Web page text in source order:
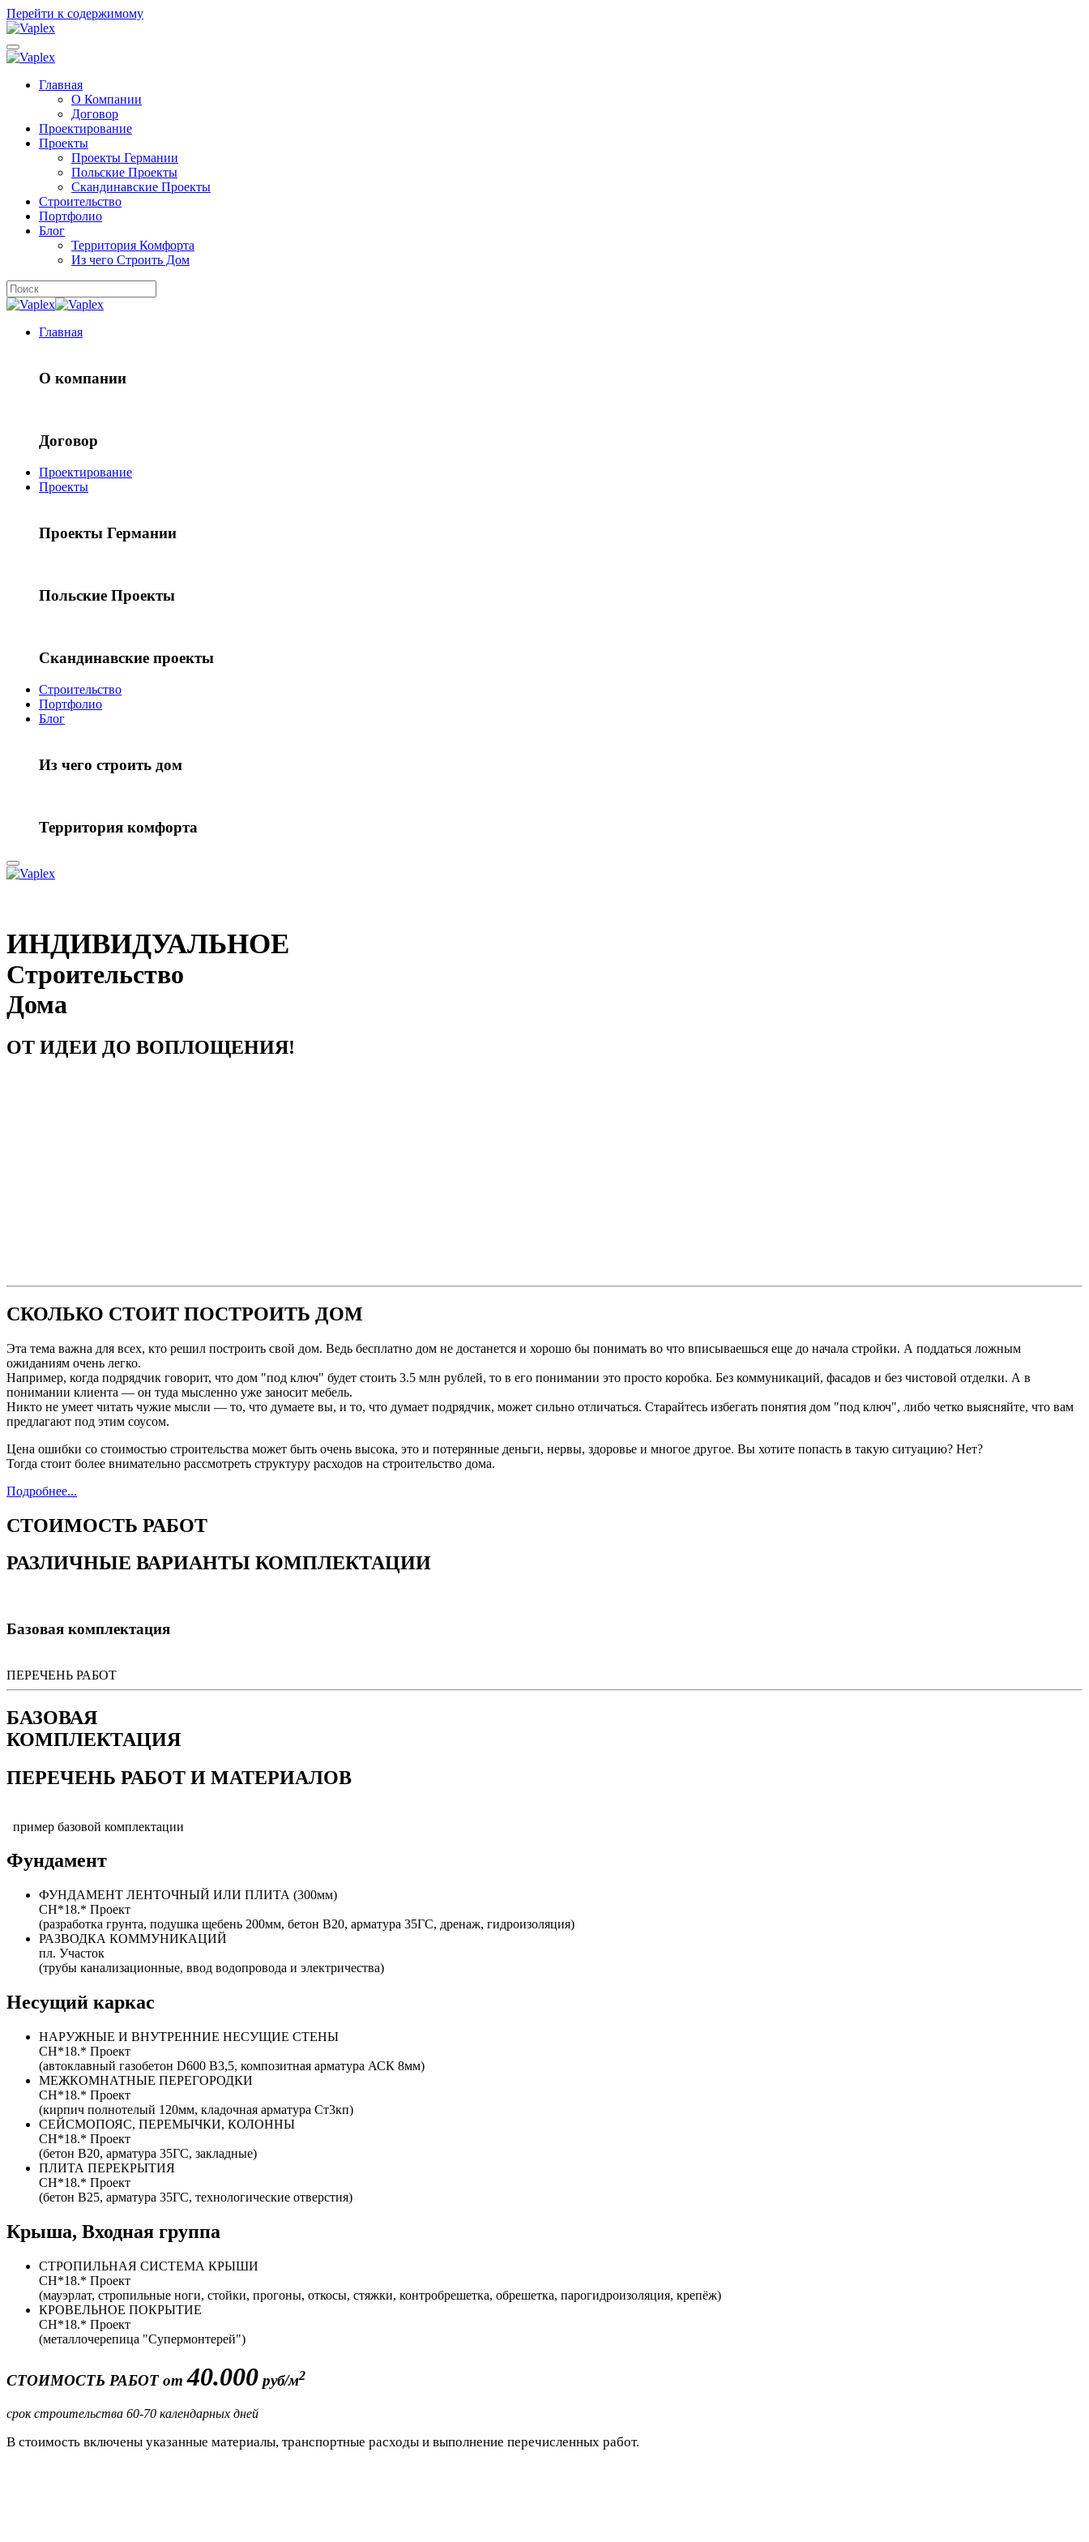
Перейти к содержимому
Главная
О Компании
Договор
Проектирование
Проекты
Проекты Германии
Польские Проекты
Скандинавские Проекты
Строительство
Портфолио
Блог
Территория Комфорта
Из чего Строить Дом
Главная
О компании
Договор
Проектирование
Проекты
Проекты Германии
Польские Проекты
Скандинавские проекты
Строительство
Портфолио
Блог
Из чего строить дом
Территория комфорта
ИНДИВИДУАЛЬНОЕ
Строительство
Дома
ОТ ИДЕИ ДО ВОПЛОЩЕНИЯ!
СКОЛЬКО СТОИТ ПОСТРОИТЬ ДОМ
Эта тема важна для всех, кто решил построить свой дом. Ведь бесплатно дом не достанется и хорошо бы понимать во что вписываешься еще до начала стройки. А поддаться ложным
ожиданиям очень легко.
Например, когда подрядчик говорит, что дом "под ключ" будет стоить 3.5 млн рублей, то в его понимании это просто коробка. Без коммуникаций, фасадов и без чистовой отделки. А в
понимании клиента — он туда мысленно уже заносит мебель.
Никто не умеет читать чужие мысли — то, что думаете вы, и то, что думает подрядчик, может сильно отличаться. Старайтесь избегать понятия дом "под ключ", либо четко выясняйте, что вам
предлагают под этим соусом.
Цена ошибки со стоимостью строительства может быть очень высока, это и потерянные деньги, нервы, здоровье и многое другое. Вы хотите попасть в такую ситуацию? Нет?
Тогда стоит более внимательно рассмотреть структуру расходов на строительство дома.
Подробнее...
СТОИМОСТЬ РАБОТ
РАЗЛИЧНЫЕ ВАРИАНТЫ КОМПЛЕКТАЦИИ
Базовая комплектация
ПЕРЕЧЕНЬ РАБОТ
БАЗОВАЯ
КОМПЛЕКТАЦИЯ
ПЕРЕЧЕНЬ РАБОТ И МАТЕРИАЛОВ
пример базовой комплектации
Фундамент
ФУНДАМЕНТ ЛЕНТОЧНЫЙ ИЛИ ПЛИТА (300мм)
CH*18.* Проект
(разработка грунта, подушка щебень 200мм, бетон B20, арматура 35ГС, дренаж, гидроизоляция)
РАЗВОДКА КОММУНИКАЦИЙ
пл. Участок
(трубы канализационные, ввод водопровода и электричества)
Несущий каркас
НАРУЖНЫЕ И ВНУТРЕННИЕ НЕСУЩИЕ СТЕНЫ
CH*18.* Проект
(автоклавный газобетон D600 B3,5, композитная арматура АСК 8мм)
МЕЖКОМНАТНЫЕ ПЕРЕГОРОДКИ
CH*18.* Проект
(кирпич полнотелый 120мм, кладочная арматура Ст3кп)
СЕЙСМОПОЯС, ПЕРЕМЫЧКИ, КОЛОННЫ
CH*18.* Проект
(бетон B20, арматура 35ГС, закладные)
ПЛИТА ПЕРЕКРЫТИЯ
CH*18.* Проект
(бетон B25, арматура 35ГС, технологические отверстия)
Крыша, Входная группа
СТРОПИЛЬНАЯ СИСТЕМА КРЫШИ
CH*18.* Проект
(мауэрлат, стропильные ноги, стойки, прогоны, откосы, стяжки, контробрешетка, обрешетка, парогидроизоляция, крепёж)
КРОВЕЛЬНОЕ ПОКРЫТИЕ
CH*18.* Проект
(металлочерепица "Супермонтерей")
СТОИМОСТЬ РАБОТ от40.000 руб/м2
срок строительства 60-70 календарных дней
В стоимость включены указанные материалы, транспортные расходы и выполнение перечисленных работ.